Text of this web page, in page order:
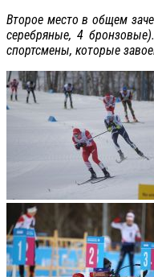
Второе место в общем
серебряные, 4
спортсмены, которые